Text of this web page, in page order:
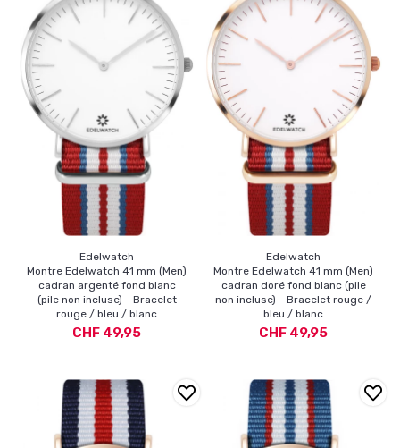
Edelwatch
Montre Edelwatch 41 mm (Men)
cadran argenté fond blanc
(pile non incluse) - Bracelet
rouge / bleu / blanc
CHF 49,95
Edelwatch
Montre Edelwatch 41 mm (Men)
cadran doré fond blanc (pile
non incluse) - Bracelet rouge /
bleu / blanc
CHF 49,95